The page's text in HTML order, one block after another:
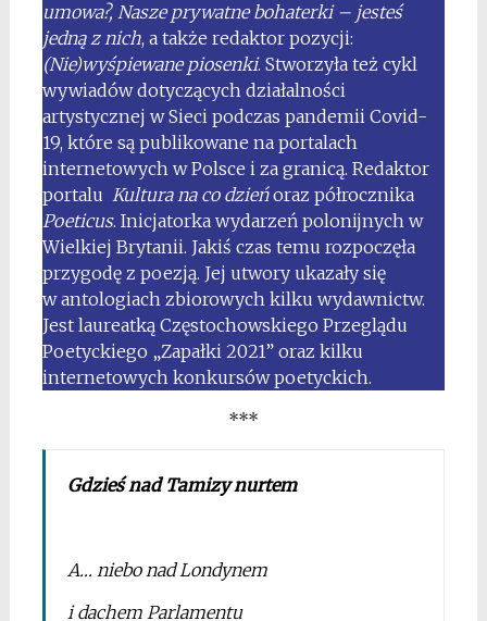
umowa?, Nasze prywatne bohaterki – jesteś
jedną z nich, a także redaktor pozycji:
(Nie)wyśpiewane piosenki. Stworzyła też cykl
wywiadów dotyczących działalności
artystycznej w Sieci podczas pandemii Covid-
19, które są publikowane na portalach
internetowych w Polsce i za granicą. Redaktor
portalu Kultura na co dzieńoraz półrocznika
Poeticus. Inicjatorka wydarzeń polonijnych w
Wielkiej Brytanii. Jakiś czas temu rozpoczęła
przygodę z poezją. Jej utwory ukazały się
w antologiach zbiorowych kilku wydawnictw.
Jest laureatką Częstochowskiego Przeglądu
Poetyckiego „Zapałki 2021” oraz kilku
internetowych konkursów poetyckich.
***
Gdzieś nad Tamizy nurtem
A… niebo nad Londynem
i dachem Parlamentu